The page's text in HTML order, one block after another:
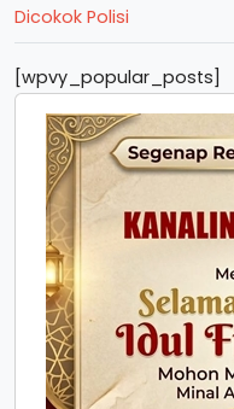
Dicokok Polisi
[wpvy_popular_posts]